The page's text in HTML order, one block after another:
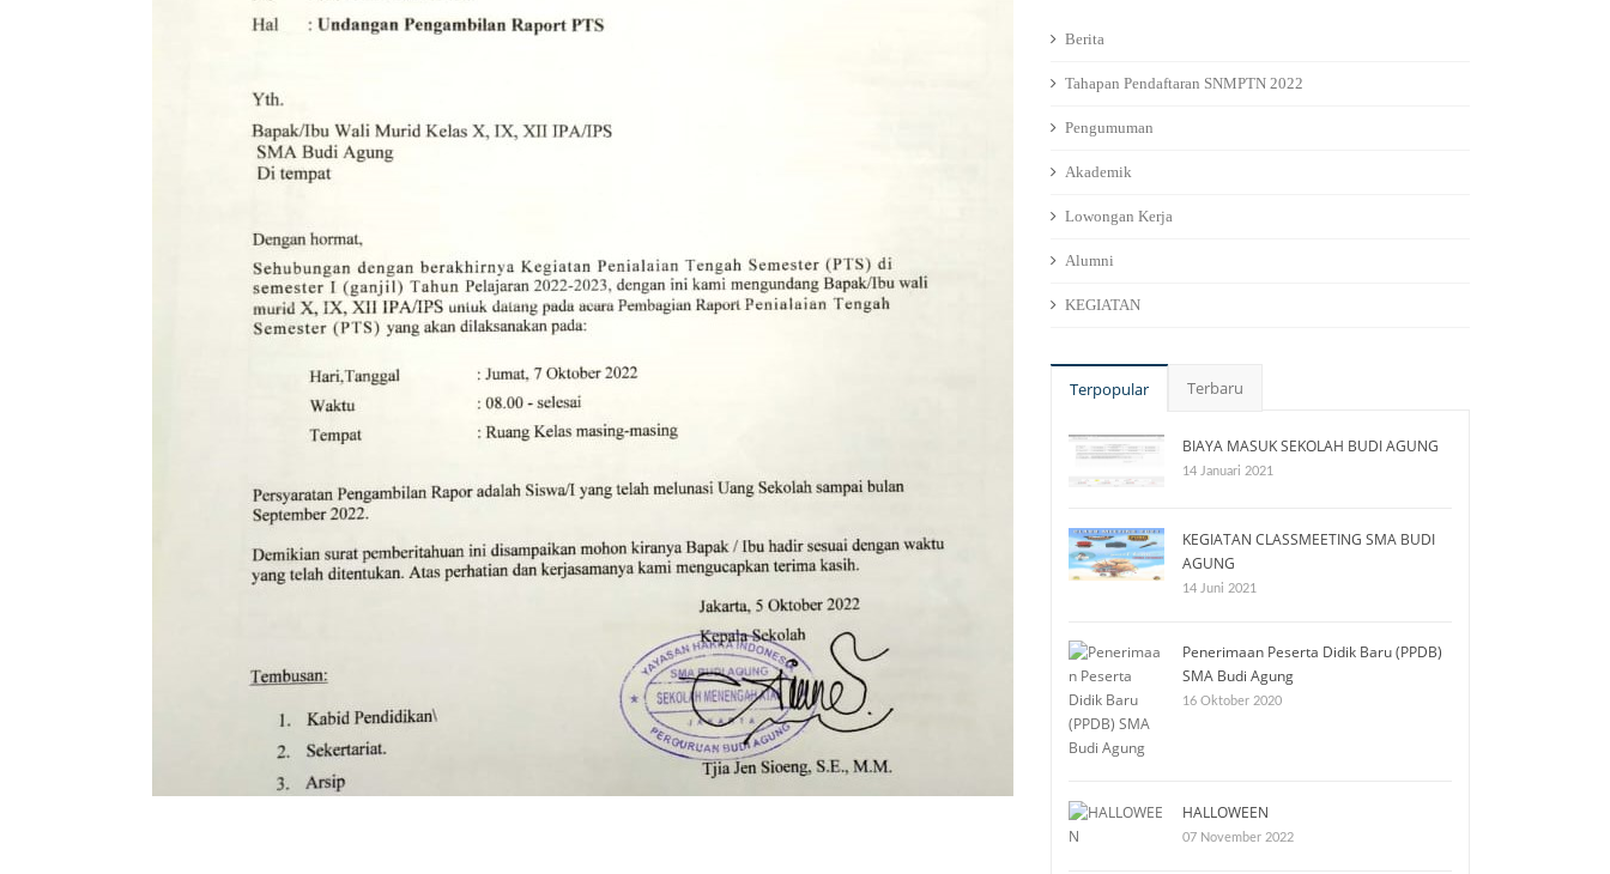
Berita
Tahapan Pendaftaran SNMPTN 2022
Pengumuman
Akademik
Lowongan Kerja
Alumni
KEGIATAN
Terpopular Terbaru
BIAYA MASUK SEKOLAH BUDI AGUNG
14 Januari 2021
KEGIATAN CLASSMEETING SMA BUDI
AGUNG
14 Juni 2021
Penerimaan Peserta Didik Baru (PPDB)
SMA Budi Agung
16 Oktober 2020
HALLOWEEN
07 November 2022